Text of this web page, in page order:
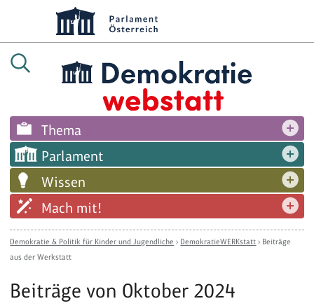
Thema
Parlament
Wissen
Mach mit!
Demokratie & Politik für Kinder und Jugendliche › DemokratieWERKstatt › Beiträge
aus der Werkstatt
Beiträge von Oktober 2024